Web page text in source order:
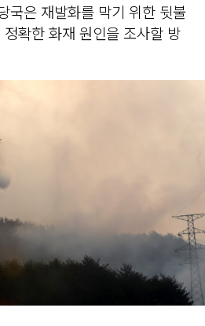
국은 재발화를 막기 위한 뒷불
확한 화재 원인을 조사할 방